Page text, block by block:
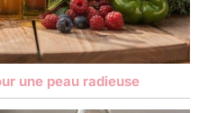
une peau radieuse